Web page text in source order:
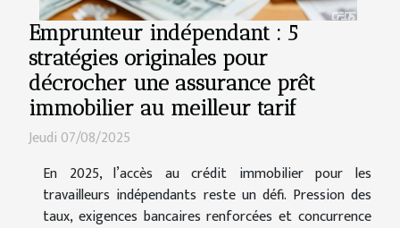
Emprunteur indépendant : 5
stratégies originales pour
décrocher une assurance prêt
immobilier au meilleur tarif
Jeudi 07/08/2025
En 2025, l’accès au crédit immobilier pour les
travailleurs indépendants reste un défi. Pression des
taux, exigences bancaires renforcées et concurrence